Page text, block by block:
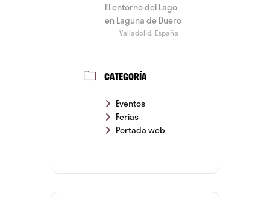
El entorno del Lago
en Laguna de Duero
Valladolid, España
CATEGORÍA
Eventos
Ferias
Portada web